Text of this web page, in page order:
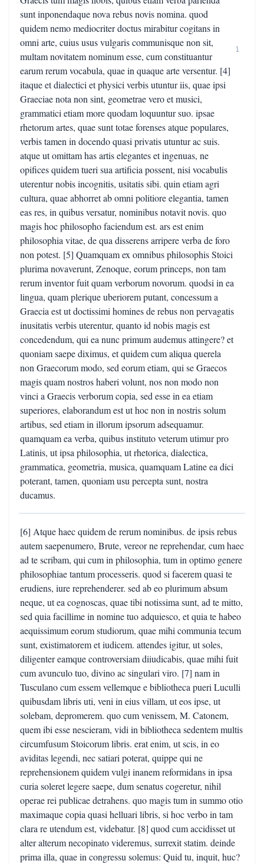
sunt inponendaque nova rebus novis nomina. quod
quidem nemo mediocriter doctus mirabitur cogitans in
omni arte, cuius usus vulgaris communisque non sit,
multam novitatem nominum esse, cum constituantur
earum rerum vocabula, quae in quaque arte versentur. [4]
itaque et dialectici et physici verbis utuntur iis, quae ipsi
Graeciae nota non sint, geometrae vero et musici,
grammatici etiam more quodam loquuntur suo. ipsae
rhetorum artes, quae sunt totae forenses atque populares,
verbis tamen in docendo quasi privatis utuntur ac suis.
atque ut omittam has artis elegantes et ingenuas, ne
opifices quidem tueri sua artificia possent, nisi vocabulis
uterentur nobis incognitis, usitatis sibi. quin etiam agri
cultura, quae abhorret ab omni politiore elegantia, tamen
eas res, in quibus versatur, nominibus notavit novis. quo
magis hoc philosopho faciendum est. ars est enim
philosophia vitae, de qua disserens arripere verba de foro
non potest. [5] Quamquam ex omnibus philosophis Stoici
plurima novaverunt, Zenoque, eorum princeps, non tam
rerum inventor fuit quam verborum novorum. quodsi in ea
lingua, quam plerique uberiorem putant, concessum a
Graecia est ut doctissimi homines de rebus non pervagatis
inusitatis verbis uterentur, quanto id nobis magis est
concedendum, qui ea nunc primum audemus attingere? et
quoniam saepe diximus, et quidem cum aliqua querela
non Graecorum modo, sed eorum etiam, qui se Graecos
magis quam nostros haberi volunt, nos non modo non
vinci a Graecis verborum copia, sed esse in ea etiam
superiores, elaborandum est ut hoc non in nostris solum
artibus, sed etiam in illorum ipsorum adsequamur.
quamquam ea verba, quibus instituto veterum utimur pro
Latinis, ut ipsa philosophia, ut rhetorica, dialectica,
grammatica, geometria, musica, quamquam Latine ea dici
poterant, tamen, quoniam usu percepta sunt, nostra
ducamus.
1
[6] Atque haec quidem de rerum nominibus. de ipsis rebus
autem saepenumero, Brute, vereor ne reprehendar, cum haec
ad te scribam, qui cum in philosophia, tum in optimo genere
philosophiae tantum processeris. quod si facerem quasi te
erudiens, iure reprehenderer. sed ab eo plurimum absum
neque, ut ea cognoscas, quae tibi notissima sunt, ad te mitto,
sed quia facillime in nomine tuo adquiesco, et quia te habeo
aequissimum eorum studiorum, quae mihi communia tecum
sunt, existimatorem et iudicem. attendes igitur, ut soles,
diligenter eamque controversiam diiudicabis, quae mihi fuit
cum avunculo tuo, divino ac singulari viro. [7] nam in
Tusculano cum essem vellemque e bibliotheca pueri Luculli
quibusdam libris uti, veni in eius villam, ut eos ipse, ut
solebam, depromerem. quo cum venissem, M. Catonem,
quem ibi esse nescieram, vidi in bibliotheca sedentem multis
circumfusum Stoicorum libris. erat enim, ut scis, in eo
aviditas legendi, nec satiari poterat, quippe qui ne
reprehensionem quidem vulgi inanem reformidans in ipsa
curia soleret legere saepe, dum senatus cogeretur, nihil
operae rei publicae detrahens. quo magis tum in summo otio
maximaque copia quasi helluari libris, si hoc verbo in tam
clara re utendum est, videbatur. [8] quod cum accidisset ut
alter alterum necopinato videremus, surrexit statim. deinde
prima illa, quae in congressu solemus: Quid tu, inquit, huc?